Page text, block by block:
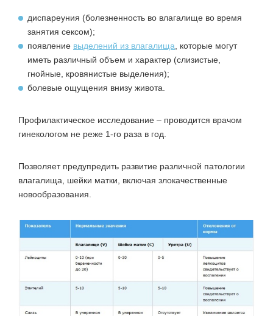
диспареуния (болезненность во влагалище во время
занятия сексом);
появление выделений из влагалища , которые могут
иметь различный объем и характер (слизистые,
гнойные, кровянистые выделения);
болевые ощущения внизу живота.
Профилактическое исследование – проводится врачом
гинекологом не реже 1-го раза в год.
Позволяет предупредить развитие различной патологии
влагалища, шейки матки, включая злокачественные
новообразования.